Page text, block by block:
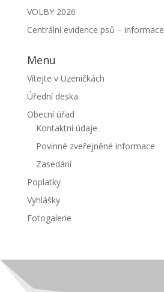
VOLBY 2026
Centrální evidence psů – informace
Menu
Vítejte v Uzeničkách
Úřední deska
Obecní úřad
Kontaktní údaje
Povinné zveřejněné informace
Zasedání
Poplatky
Vyhlášky
Fotogalerie